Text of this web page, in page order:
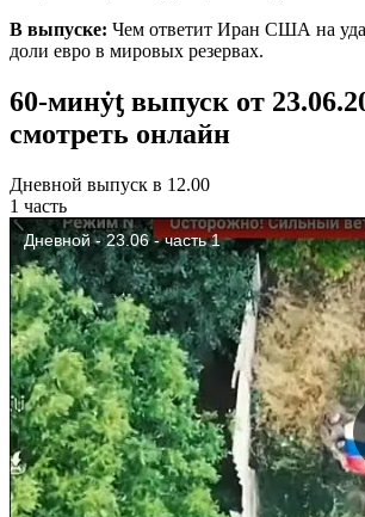
В выпуске: Чем ответит Иран США на
доли евро в мировых резервах.
60-минẏƫ выпуск от
смотреть онлайн
Дневной выпуск в 12.00
1 часть